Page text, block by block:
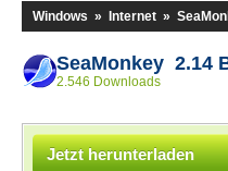
Windows » Internet »
SeaMonkey 2.14
2.546 Downloads
Jetzt herunterladen